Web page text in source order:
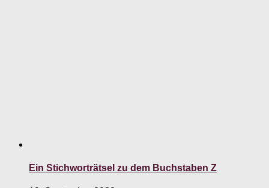
Ein Stichworträtsel zu dem Buchstaben Z